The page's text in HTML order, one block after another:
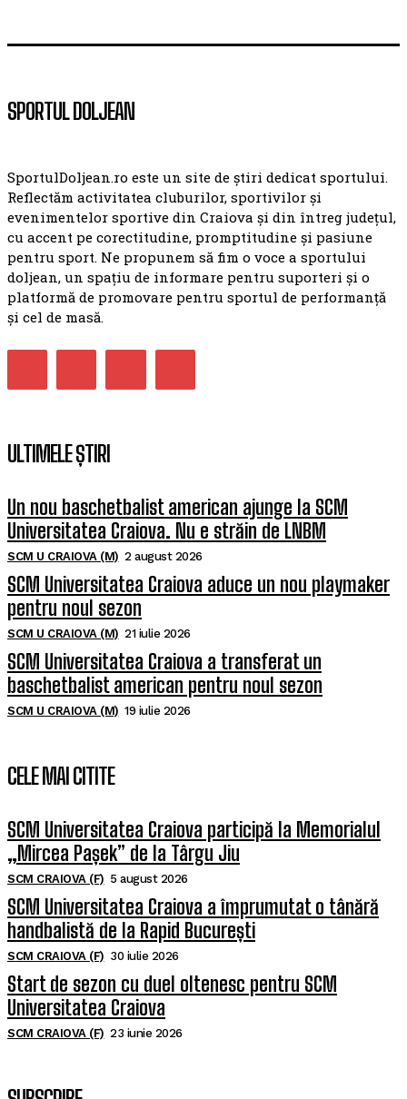
SPORTUL DOLJEAN
SportulDoljean.ro este un site de știri dedicat sportului.
Reflectăm activitatea cluburilor, sportivilor și
evenimentelor sportive din Craiova și din întreg județul,
cu accent pe corectitudine, promptitudine și pasiune
pentru sport. Ne propunem să fim o voce a sportului
doljean, un spațiu de informare pentru suporteri și o
platformă de promovare pentru sportul de performanță
și cel de masă.
ULTIMELE ȘTIRI
Un nou baschetbalist american ajunge la SCM
Universitatea Craiova. Nu e străin de LNBM
SCM U CRAIOVA (M) 2 august 2026
SCM Universitatea Craiova aduce un nou playmaker
pentru noul sezon
SCM U CRAIOVA (M) 21 iulie 2026
SCM Universitatea Craiova a transferat un
baschetbalist american pentru noul sezon
SCM U CRAIOVA (M) 19 iulie 2026
CELE MAI CITITE
SCM Universitatea Craiova participă la Memorialul
„Mircea Pașek” de la Târgu Jiu
SCM CRAIOVA (F) 5 august 2026
SCM Universitatea Craiova a împrumutat o tânără
handbalistă de la Rapid București
SCM CRAIOVA (F) 30 iulie 2026
Start de sezon cu duel oltenesc pentru SCM
Universitatea Craiova
SCM CRAIOVA (F) 23 iunie 2026